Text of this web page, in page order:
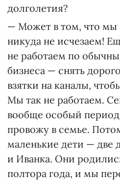
долголетия?
— Может в том, что мы
никуда не исчезаем!
не работаем по
бизнеса — снять
взятки на каналы,
Мы так не работаем.
вообще особый
провожу в семье.
маленькие дети — две
и Иванка. Они
полтора года, и мы